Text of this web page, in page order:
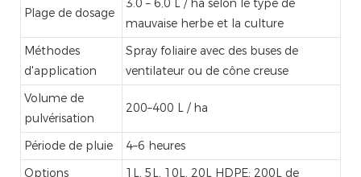
Plage de dosage
3.0 – 6,0 L / ha selon le type de
mauvaise herbe et la culture
Méthodes
d'application
Spray foliaire avec des buses de
ventilateur ou de cône creuse
Volume de
pulvérisation
200–400 L / ha
Période de pluie
4–6 heures
Options
1L, 5L, 10L, 20L HDPE; 200L de